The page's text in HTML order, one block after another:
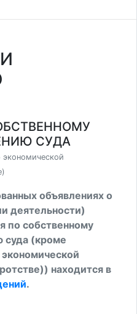
СУДА
объявлениях о
деятельности)
по собственному
(кроме
находится в
.